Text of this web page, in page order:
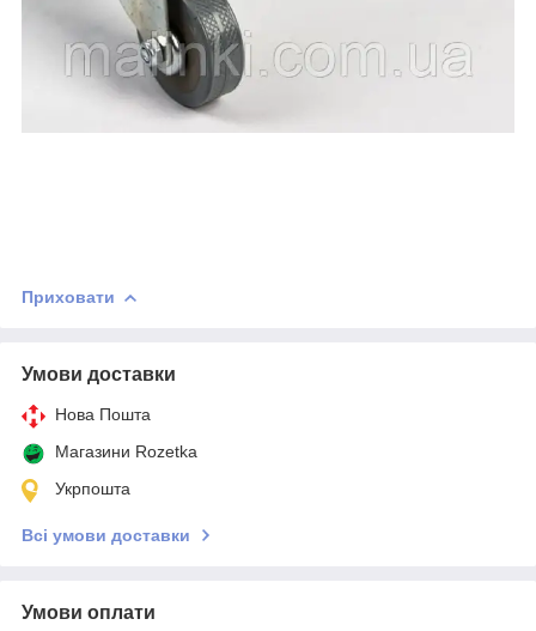
Приховати
Умови доставки
Нова Пошта
Магазини Rozetka
Укрпошта
Всі умови доставки
Умови оплати